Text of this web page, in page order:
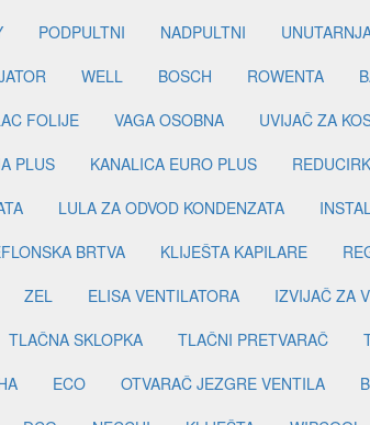
PODPULTNI NADPULTNI
WELL BOSCH ROWENTA
FOLIJE VAGA OSOBNA UVIJAČ ZA
PLUS KANALICA EURO PLUS
LULA ZA ODVOD KONDENZATA
BRTVA KLIJEŠTA KAPILARE
ZEL ELISA VENTILATORA IZVIJAČ ZA
TLAČNA SKLOPKA TLAČNI PRETVARAČ
ECO OTVARAČ JEZGRE VENTILA